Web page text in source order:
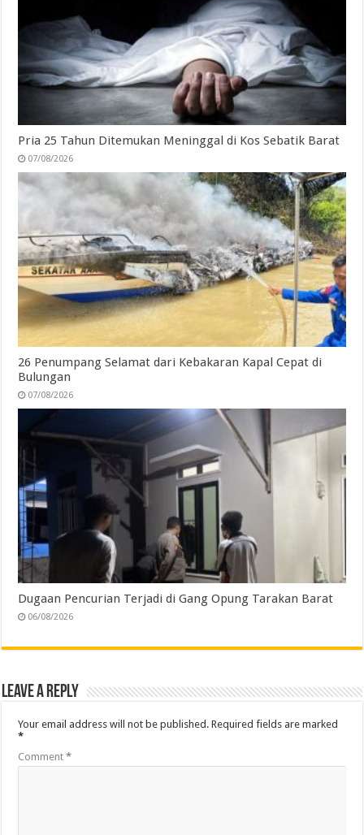
Pria 25 Tahun Ditemukan Meninggal di Kos Sebatik Barat
07/08/2026
26 Penumpang Selamat dari Kebakaran Kapal Cepat di
Bulungan
07/08/2026
Dugaan Pencurian Terjadi di Gang Opung Tarakan Barat
06/08/2026
Leave a Reply
Your email address will not be published. Required fields are marked
*
Comment*